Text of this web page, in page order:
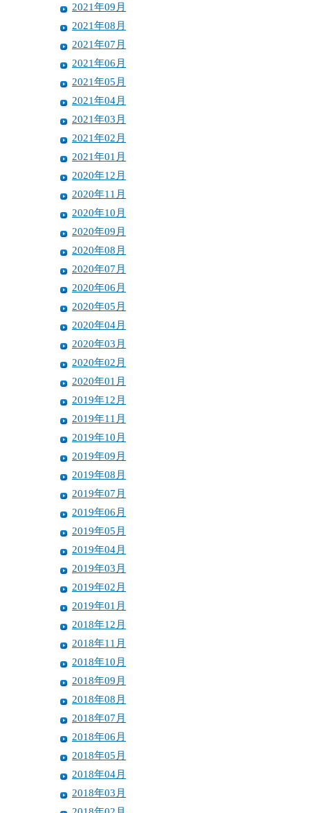
2021年09月
2021年08月
2021年07月
2021年06月
2021年05月
2021年04月
2021年03月
2021年02月
2021年01月
2020年12月
2020年11月
2020年10月
2020年09月
2020年08月
2020年07月
2020年06月
2020年05月
2020年04月
2020年03月
2020年02月
2020年01月
2019年12月
2019年11月
2019年10月
2019年09月
2019年08月
2019年07月
2019年06月
2019年05月
2019年04月
2019年03月
2019年02月
2019年01月
2018年12月
2018年11月
2018年10月
2018年09月
2018年08月
2018年07月
2018年06月
2018年05月
2018年04月
2018年03月